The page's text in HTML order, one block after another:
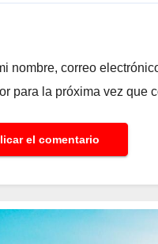
nombre, correo
para la próxima vez que